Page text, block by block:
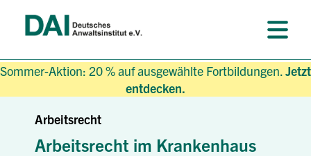
Sommer-Aktion: 20 % auf ausgewählte Fortbildungen.Jetzt
entdecken.
Arbeitsrecht
Arbeitsrecht im Krankenhaus